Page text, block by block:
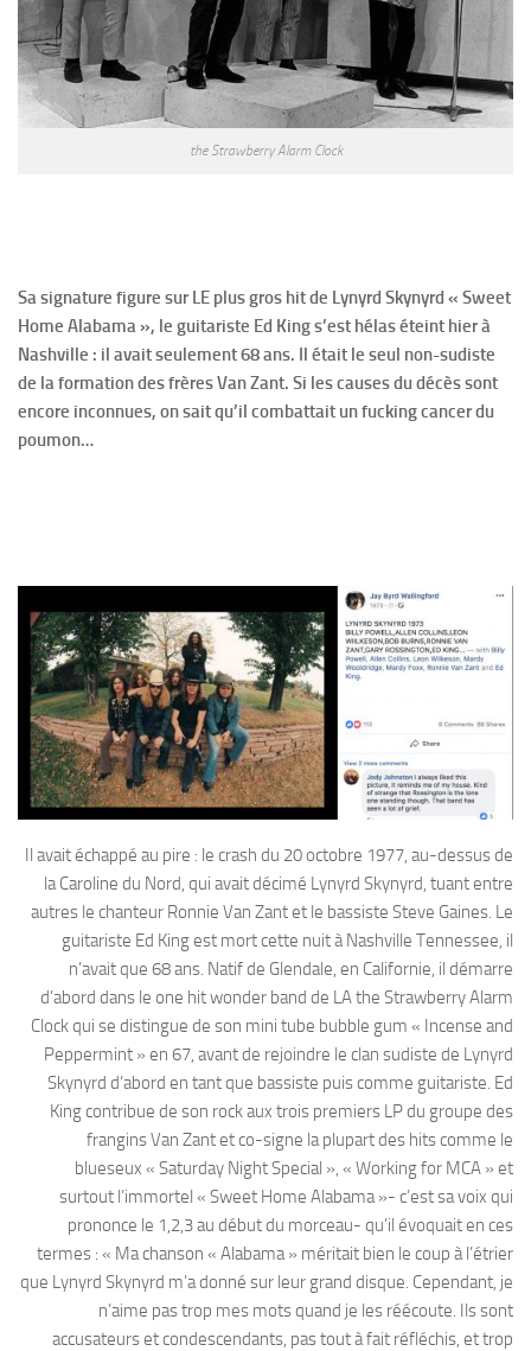
the Strawberry Alarm Clock
Sa signature figure sur LE plus gros hit de Lynyrd Skynyrd « Sweet
Home Alabama », le guitariste Ed King s’est hélas éteint hier à
Nashville : il avait seulement 68 ans. Il était le seul non-sudiste
de la formation des frères Van Zant. Si les causes du décès sont
encore inconnues, on sait qu’il combattait un fucking cancer du
poumon…
Il avait échappé au pire : le crash du 20 octobre 1977, au-dessus de
la Caroline du Nord, qui avait décimé Lynyrd Skynyrd, tuant entre
autres le chanteur Ronnie Van Zant et le bassiste Steve Gaines. Le
guitariste Ed King est mort cette nuit à Nashville Tennessee, il
n’avait que 68 ans. Natif de Glendale, en Californie, il démarre
d’abord dans le one hit wonder band de LA the Strawberry Alarm
Clock qui se distingue de son mini tube bubble gum « Incense and
Peppermint » en 67, avant de rejoindre le clan sudiste de Lynyrd
Skynyrd d’abord en tant que bassiste puis comme guitariste. Ed
King contribue de son rock aux trois premiers LP du groupe des
frangins Van Zant et co-signe la plupart des hits comme le
blueseux « Saturday Night Special », « Working for MCA » et
surtout l’immortel « Sweet Home Alabama »- c’est sa voix qui
prononce le 1,2,3 au début du morceau- qu’il évoquait en ces
termes : « Ma chanson « Alabama » méritait bien le coup à l’étrier
que Lynyrd Skynyrd m’a donné sur leur grand disque. Cependant, je
n’aime pas trop mes mots quand je les réécoute. Ils sont
accusateurs et condescendants, pas tout à fait réfléchis, et trop